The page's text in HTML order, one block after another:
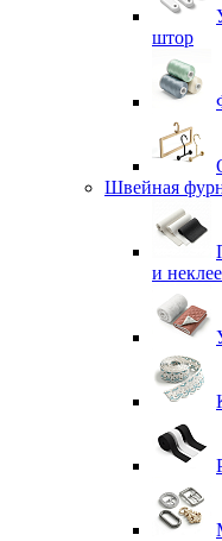
штор
Швейная
и